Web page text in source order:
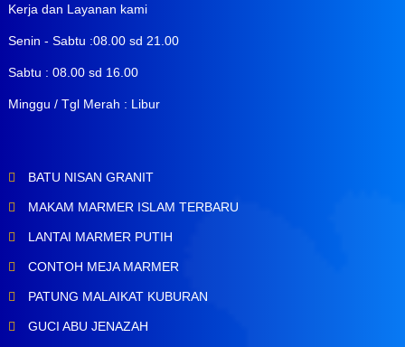
Kerja dan Layanan kami
Senin - Sabtu :08.00 sd 21.00
Sabtu : 08.00 sd 16.00
Minggu / Tgl Merah : Libur
BATU NISAN GRANIT
MAKAM MARMER ISLAM TERBARU
LANTAI MARMER PUTIH
CONTOH MEJA MARMER
PATUNG MALAIKAT KUBURAN
GUCI ABU JENAZAH